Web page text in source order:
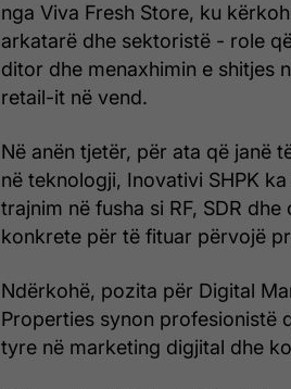
nga Viva Fresh Store, ku
arkatarë dhe sektoristë - role
ditor dhe menaxhimin e shitjes
retail-it në vend.
Në anën tjetër, për ata që janë
në teknologji, Inovativi SHPK
trajnim në fusha si RF, SDR
konkrete për të fituar përvojë
Ndërkohë, pozita për Digital
Properties synon profesionistë
tyre në marketing digjital dhe